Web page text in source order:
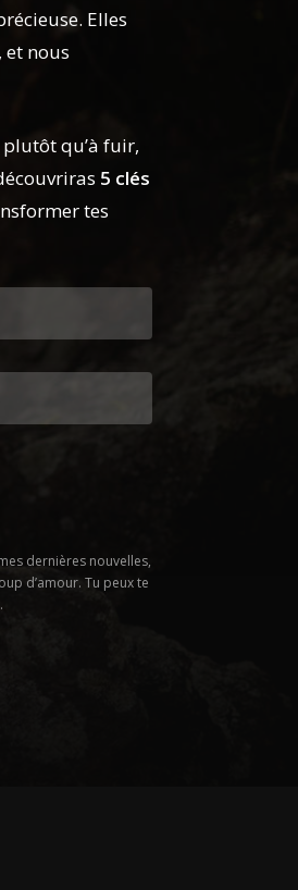
Elles
et nous
qu’à fuir,
5 clés
tes
dernières nouvelles,
d’amour. Tu peux te